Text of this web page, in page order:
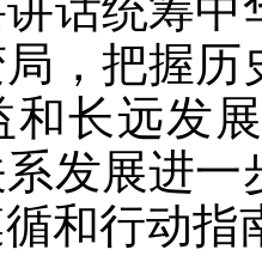
，把握
和长远发
发展进
和行动指